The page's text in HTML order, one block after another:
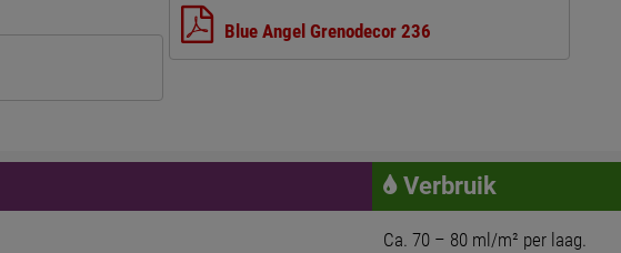
Blue Angel Grenodecor 236
Verbruik
Ca. 70 – 80 ml/m² per laag.